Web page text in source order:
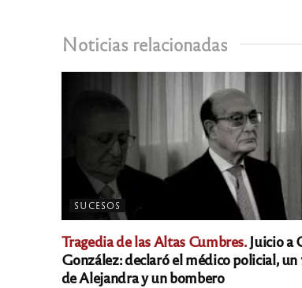
Noticias relacionadas
SUCESOS
Tragedia de las Altas Cumbres.Juicio a
González: declaró el médico policial,
de Alejandra y un bombero